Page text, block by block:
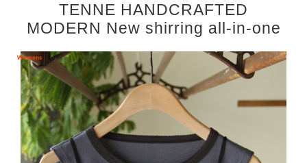
TENNE HANDCRAFTED
MODERN New shirring all-in-one